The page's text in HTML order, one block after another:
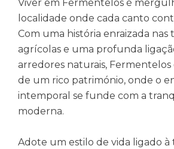
Viver em Fermentelos é
localidade onde cada canto
Com uma história enraizada nas
agrícolas e uma profunda
arredores naturais, Fermentelos
de um rico património, onde o
intemporal se funde com a
moderna.
Adote um estilo de vida ligado à